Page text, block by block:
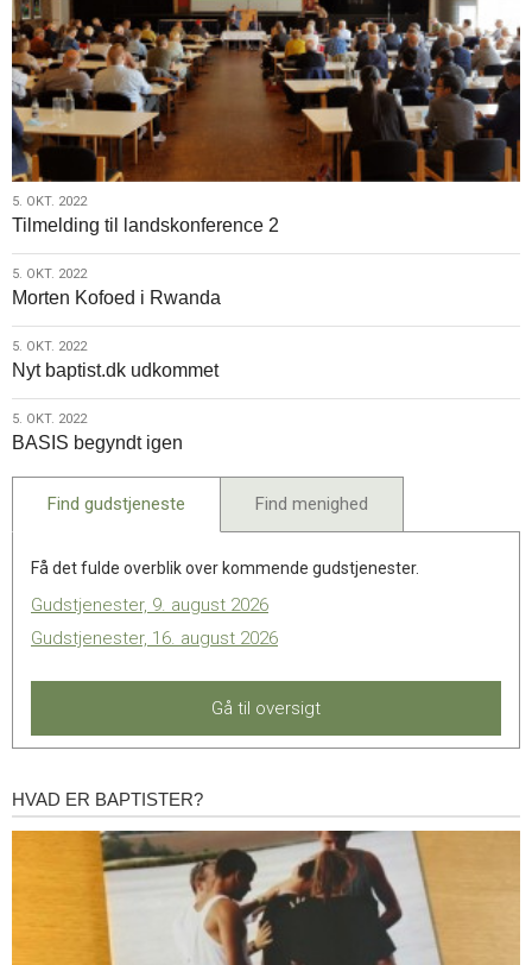
5.
okt.
2022
5. OKT. 2022
Tilmelding til landskonference 2
5.
okt.
2022
5. OKT. 2022
Morten Kofoed i Rwanda
5.
okt.
2022
5. OKT. 2022
Nyt baptist.dk udkommet
5.
okt.
2022
5. OKT. 2022
BASIS begyndt igen
Find gudstjeneste Find menighed
Få det fulde overblik over kommende gudstjenester.
Gudstjenester, 9. august 2026
Gudstjenester, 16. august 2026
Gå til oversigt
Hvad
er
HVAD ER BAPTISTER?